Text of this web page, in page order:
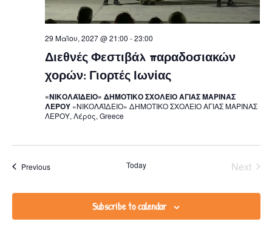
Διεθνές Φεστιβάλ παραδοσιακών
χορών: Γιορτές Ιωνίας
29 Μαΐου, 2027 @ 21:00 -23:00
«ΝΙΚΟΛΑΪΔΕΙΟ» ΔΗΜΟΤΙΚΟ ΣΧΟΛΕΙΟ ΑΓΙΑΣ ΜΑΡΙΝΑΣ
ΛΕΡΟΥ «ΝΙΚΟΛΑΪΔΕΙΟ» ΔΗΜΟΤΙΚΟ ΣΧΟΛΕΙΟ ΑΓΙΑΣ ΜΑΡΙΝΑΣ
ΛΕΡΟΥ, Λέρος, Greece
PreviousEvents Today Next
Subscribe to calendar